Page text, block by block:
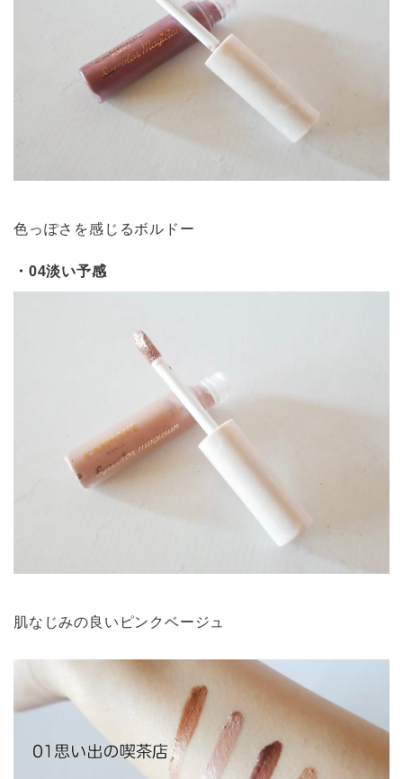
色っぽさを感じるボルドー
・04淡い予感
肌なじみの良いピンクベージュ